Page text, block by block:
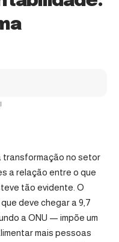
transformação no setor
a relação entre o que
tão evidente. O
deve chegar a 9,7
a ONU — impõe um
mais pessoas